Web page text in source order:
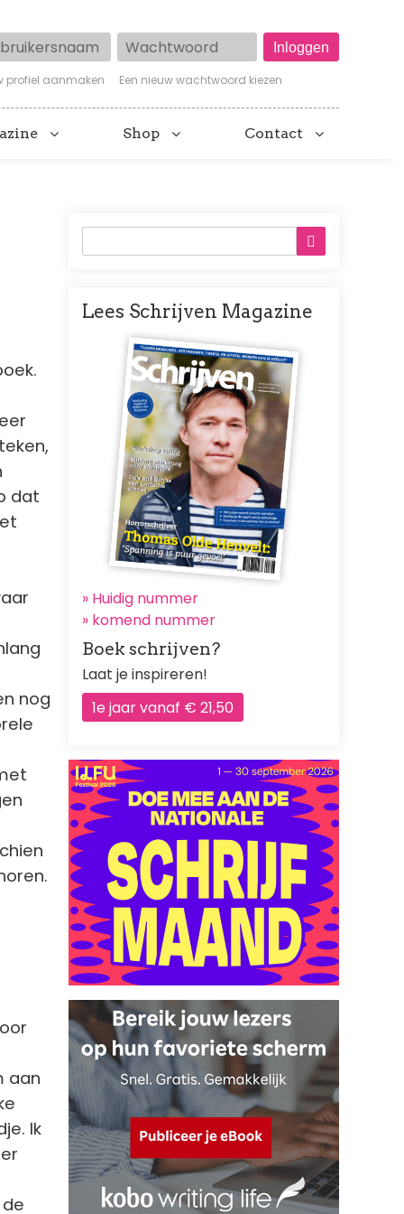
Wachtwoord
profiel aanmaken Een nieuw wachtwoord kiezen
Shop Contact
dat
nog
aan
Ik
Lees Schrijven Magazine
Afbeelding
» Huidig nummer
» komend nummer
Boek schrijven?
Laat je inspireren!
1e jaar vanaf € 21,50